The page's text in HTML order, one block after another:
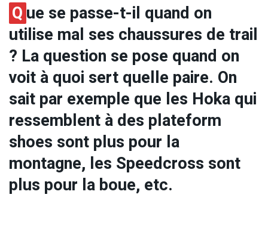
Q ue se passe-t-il quand on
utilise mal ses chaussures de trail
? La question se pose quand on
voit à quoi sert quelle paire. On
sait par exemple que les Hoka qui
ressemblent à des plateform
shoes sont plus pour la
montagne, les Speedcross sont
plus pour la boue, etc.